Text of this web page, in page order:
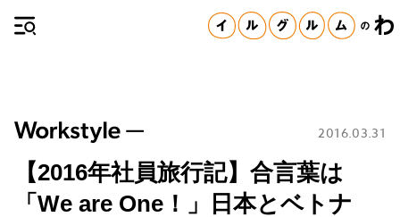
【2016年社員旅行記】合言葉は
「We are One！」日本とベトナ
2016.03.31